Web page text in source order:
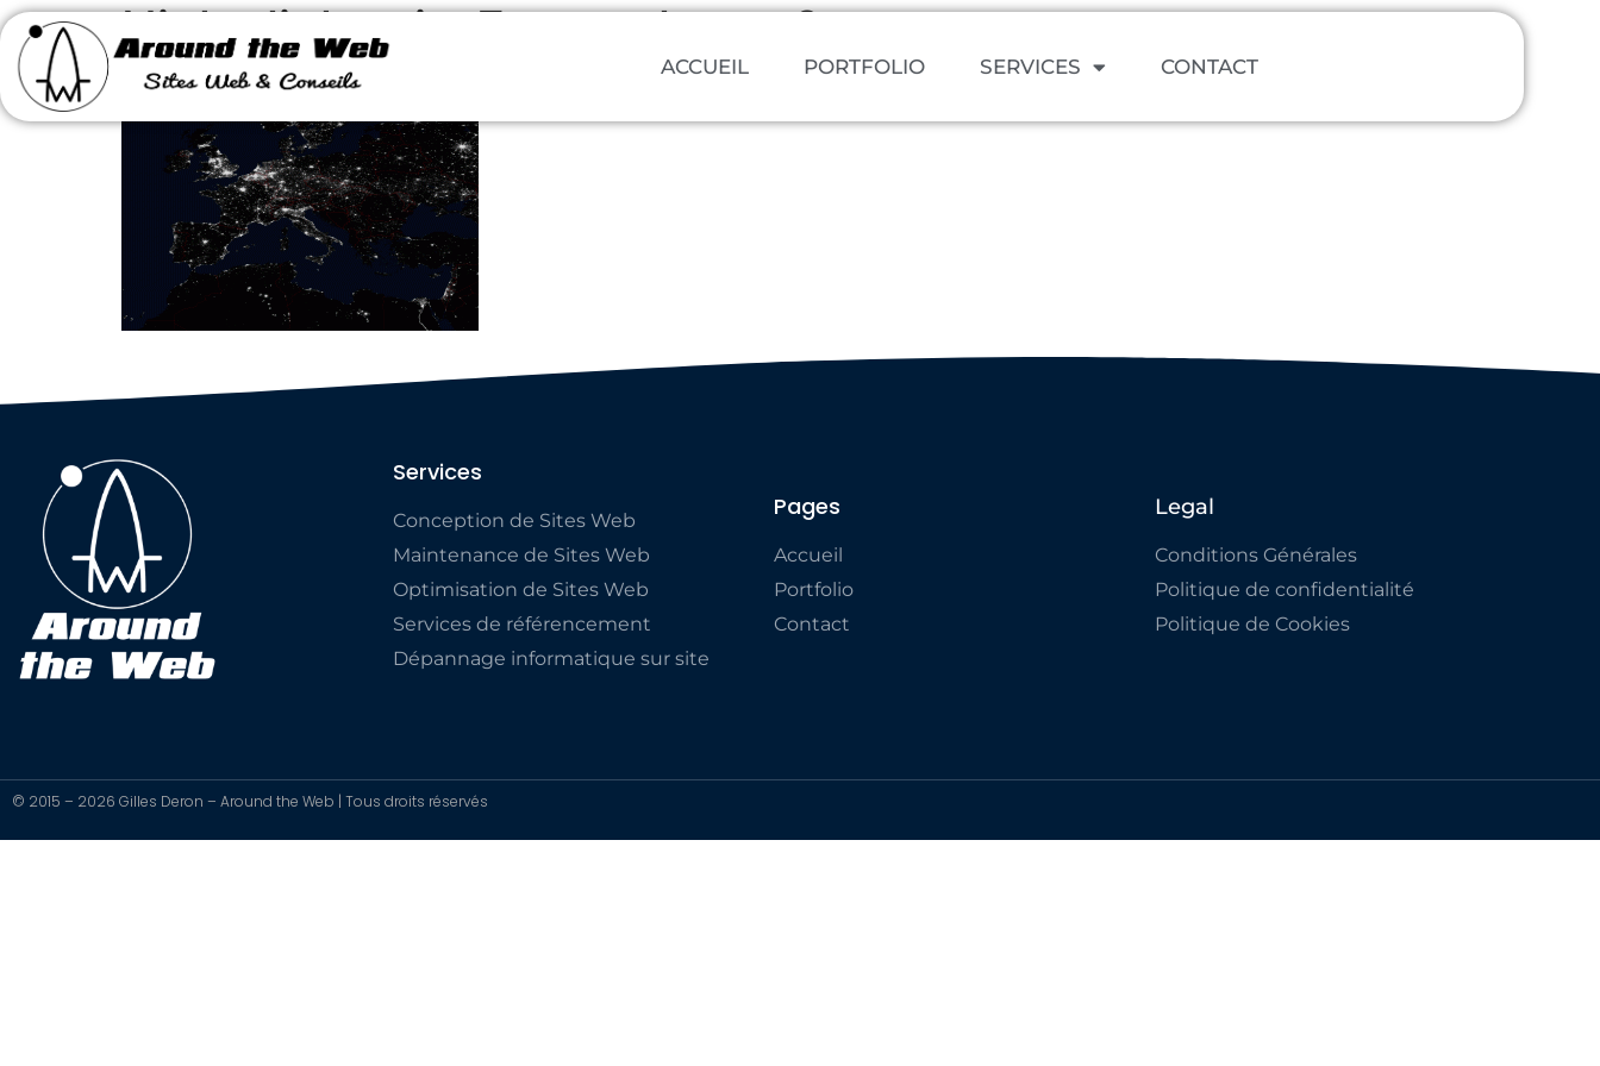
ACCUEIL PORTFOLIO SERVICES CONTACT
Night_lights_in_Europe_large_3
Services
Conception de Sites Web
Maintenance de Sites Web
Optimisation de Sites Web
Services de référencement
Dépannage informatique sur site
Pages
Accueil
Portfolio
Contact
Legal
Conditions Générales
Politique de confidentialité
Politique de Cookies
© 2015 – 2026 Gilles Deron – Around the Web | Tous droits réservés